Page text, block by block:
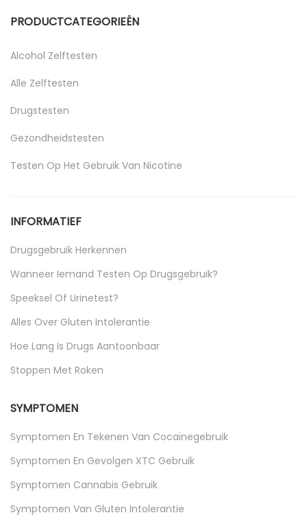
PRODUCTCATEGORIEËN
Alcohol Zelftesten
Alle Zelftesten
Drugstesten
Gezondheidstesten
Testen Op Het Gebruik Van Nicotine
INFORMATIEF
Drugsgebruik Herkennen
Wanneer Iemand Testen Op Drugsgebruik?
Speeksel Of Urinetest?
Alles Over Gluten Intolerantie
Hoe Lang Is Drugs Aantoonbaar
Stoppen Met Roken
SYMPTOMEN
Symptomen En Tekenen Van Cocaïnegebruik
Symptomen En Gevolgen XTC Gebruik
Symptomen Cannabis Gebruik
Symptomen Van Gluten Intolerantie